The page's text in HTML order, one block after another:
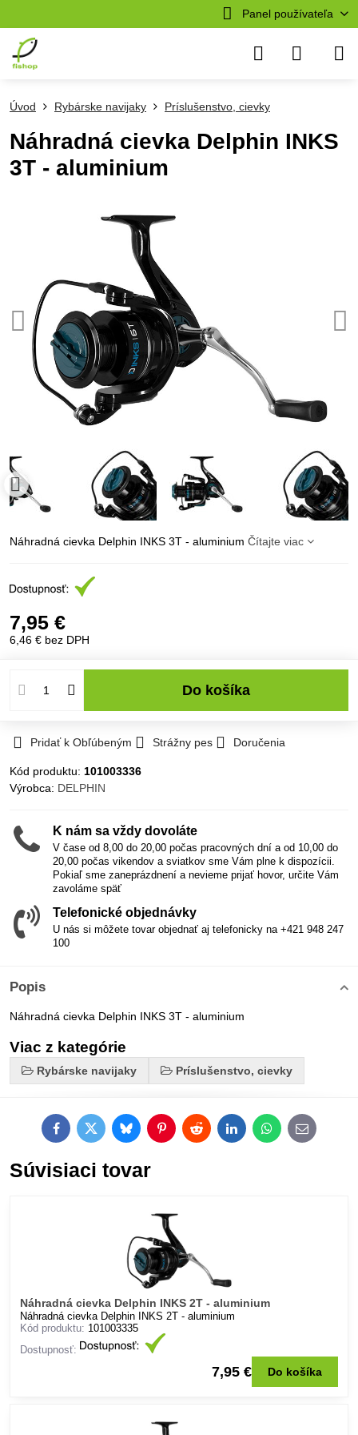
Panel používateľa
Úvod Rybárske navijaky Príslušenstvo, cievky
Náhradná cievka Delphin INKS
3T - aluminium
Náhradná cievka Delphin INKS 3T - aluminium Čítajte viac
7,95 €
6,46 € bez DPH
Do košíka
Pridať k Obľúbeným Strážny pes Doručenia
Kód produktu: 101003336
Výrobca: DELPHIN
K nám sa vždy dovoláte
V čase od 8,00 do 20,00 počas pracovných dní a od 10,00 do
20,00 počas vikendov a sviatkov sme Vám plne k dispozícii.
Pokiaľ sme zaneprázdnení a nevieme prijať hovor, určite Vám
zavoláme späť
Telefonické objednávky
U nás si môžete tovar objednať aj telefonicky na +421 948 247
100
Popis
Náhradná cievka Delphin INKS 3T - aluminium
Viac z kategórie
Rybárske navijaky Príslušenstvo, cievky
FacebookTwitterBlueskyPinterestRedditLinkedInWhatsApp
E-
mail
Súvisiaci tovar
Náhradná cievka Delphin INKS 2T - aluminium
Náhradná cievka Delphin INKS 2T - aluminium
Kód produktu: 101003335
Dostupnosť:
7,95 € Do košíka